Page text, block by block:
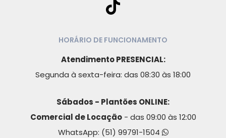
HORÁRIO DE FUNCIONAMENTO
Atendimento PRESENCIAL:
Segunda à sexta-feira: das 08:30 às 18:00
Sábados - Plantões ONLINE:
Comercial de Locação- das 09:00 às 12:00
WhatsApp: (51) 99791-1504